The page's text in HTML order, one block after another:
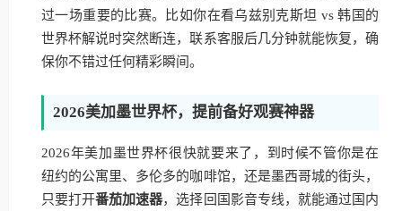
过一场重要的比赛。比如你在看乌兹别克斯坦 vs 韩国的
世界杯解说时突然断连，联系客服后几分钟就能恢复，确
保你不错过任何精彩瞬间。
2026美加墨世界杯，提前备好观赛神器
2026年美加墨世界杯很快就要来了，到时候不管你是在
纽约的公寓里、多伦多的咖啡馆，还是墨西哥城的街头，
只要打开番茄加速器，选择回国影音专线，就能通过国内